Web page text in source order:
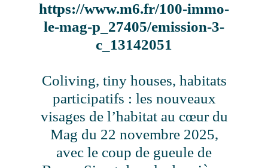
https://www.m6.fr/100-immo-
le-mag-p_27405/emission-3-
c_13142051
Coliving, tiny houses, habitats
participatifs : les nouveaux
visages de l’habitat au cœur du
Mag du 22 novembre 2025,
avec le coup de gueule de